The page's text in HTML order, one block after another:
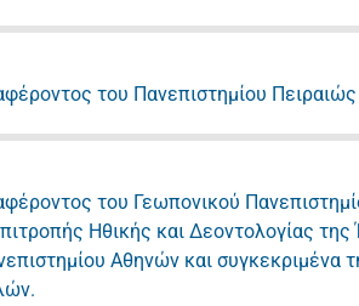
του Πανεπιστημίου Πειραιώς
του Γεωπονικού
Ηθικής και Δεοντολογίας της
Αθηνών και συγκεκριμένα